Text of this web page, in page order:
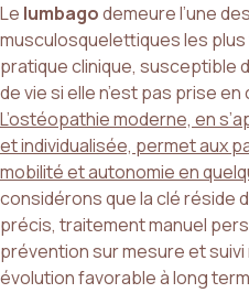
Le lumbagodemeure l’une
musculosquelettiques les
pratique clinique, susceptible
de vie si elle n’est pas prise
L’ostéopathie moderne, en
et individualisée, permet aux
mobilité et autonomie en
considérons que la clé réside
précis, traitement manuel
prévention sur mesure et suivi
évolution favorable à long